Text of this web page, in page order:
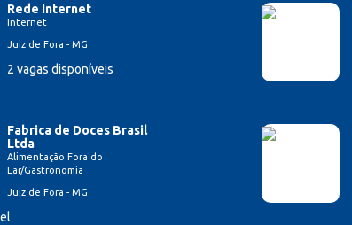
Rede Internet
Internet
Juiz de Fora - MG
2 vagas disponíveis
Fabrica de Doces Brasil
Ltda
Alimentação Fora do
Lar/Gastronomia
Juiz de Fora - MG